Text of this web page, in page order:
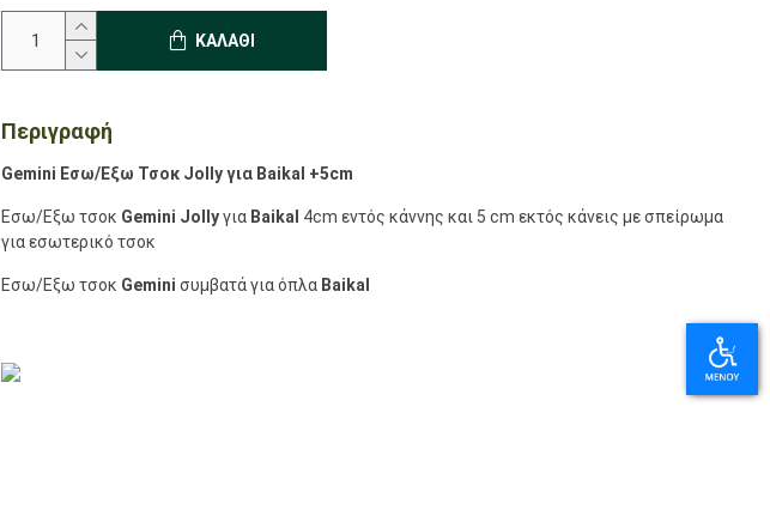
ΚΑΛΆΘΙ
Περιγραφή
Gemini Εσω/Εξω Τσοκ Jolly για Baikal +5cm
Εσω/Εξω τσοκ Gemini Jollyγια Baikal 4cm εντός κάννης και 5 cm εκτός κάνεις με σπείρωμα
για εσωτερικό τσοκ
Εσω/Εξω τσοκ Gemini συμβατά για όπλα Baikal